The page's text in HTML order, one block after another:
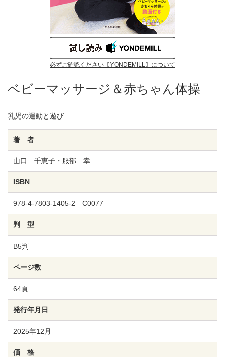
必ずご確認ください【YONDEMILL】について
ベビーマッサージ＆赤ちゃん体操
乳児の運動と遊び
著 者
山口 千恵子・服部 幸
ISBN
978-4-7803-1405-2 C0077
判 型
B5判
ページ数
64頁
発行年月日
2025年12月
価 格